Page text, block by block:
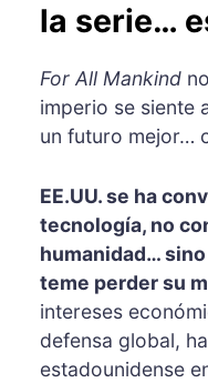
la serie…
For All Mankind
imperio se siente
un futuro mejor…
EE.UU. se ha
tecnología, no
humanidad…
teme perder su
intereses
defensa global,
estadounidense